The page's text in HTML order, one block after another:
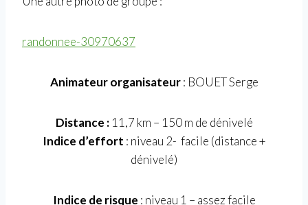
randonnee-30970637
Animateur organisateur: BOUET Serge
Distance : 11,7 km – 150 m de dénivelé
Indice d’effort : niveau 2- facile (distance +
dénivelé)
Indice de risque : niveau 1 – assez facile